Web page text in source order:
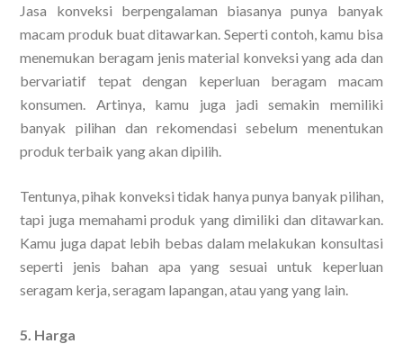
Jasa konveksi berpengalaman biasanya punya banyak
macam produk buat ditawarkan. Seperti contoh, kamu bisa
menemukan beragam jenis material konveksi yang ada dan
bervariatif tepat dengan keperluan beragam macam
konsumen. Artinya, kamu juga jadi semakin memiliki
banyak pilihan dan rekomendasi sebelum menentukan
produk terbaik yang akan dipilih.
Tentunya, pihak konveksi tidak hanya punya banyak pilihan,
tapi juga memahami produk yang dimiliki dan ditawarkan.
Kamu juga dapat lebih bebas dalam melakukan konsultasi
seperti jenis bahan apa yang sesuai untuk keperluan
seragam kerja, seragam lapangan, atau yang yang lain.
5. Harga